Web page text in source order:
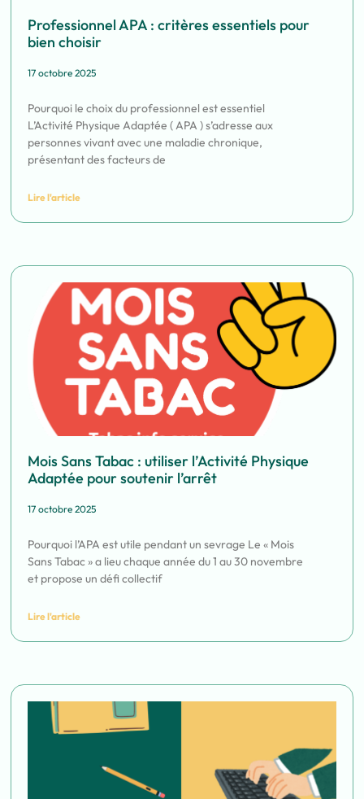
Professionnel APA : critères essentiels pour
bien choisir
17 octobre 2025
Pourquoi le choix du professionnel est essentiel
L’Activité Physique Adaptée ( APA ) s’adresse aux
personnes vivant avec une maladie chronique,
présentant des facteurs de
Lire l'article
Mois Sans Tabac : utiliser l’Activité Physique
Adaptée pour soutenir l’arrêt
17 octobre 2025
Pourquoi l’APA est utile pendant un sevrage Le « Mois
Sans Tabac » a lieu chaque année du 1 au 30 novembre
et propose un défi collectif
Lire l'article